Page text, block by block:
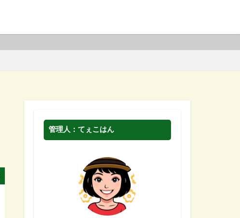
管理人：てぇこはん